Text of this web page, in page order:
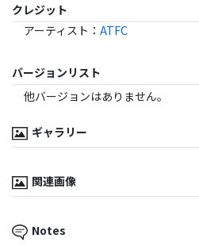
クレジット
アーティスト ： ATFC
バージョンリスト
他バージョンはありません。
ギャラリー
関連画像
Notes